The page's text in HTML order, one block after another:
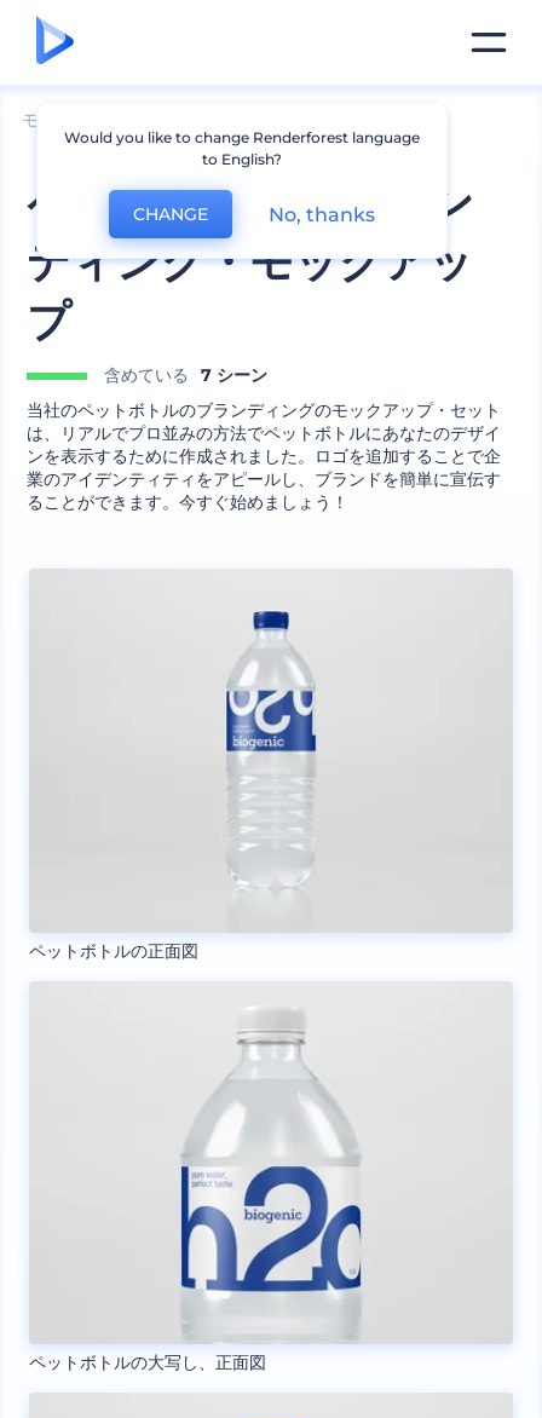
モックアップ
ペットボトルのブラン
ディング・モックアッ
プ
含めている
7 シーン
当社のペットボトルのブランディングのモックアップ・セット
は、リアルでプロ並みの方法でペットボトルにあなたのデザイ
ンを表示するために作成されました。ロゴを追加することで企
業のアイデンティティをアピールし、ブランドを簡単に宣伝す
ることができます。今すぐ始めましょう！
ペットボトルの正面図
ペットボトルの大写し、正面図
Would you like to change Renderforest language
to English?
CHANGE No, thanks